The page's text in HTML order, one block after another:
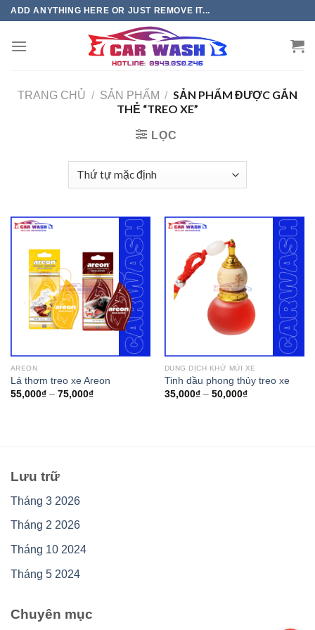
Chuyển
phần
ADD ANYTHING HERE OR JUST REMOVE IT...
TRANG CHỦ / SẢN PHẨM / SẢN PHẨM ĐƯỢC GẮN
THẺ “TREO XE”
LỌC
AREON
Lá thơm treo xe Areon
55,000₫– 75,000₫
DUNG DỊCH KHỬ MÙI XE
Tinh dầu phong thủy treo xe
35,000₫– 50,000₫
Lưu trữ
Tháng 3 2026
Tháng 2 2026
Tháng 10 2024
Tháng 5 2024
Chuyên mục